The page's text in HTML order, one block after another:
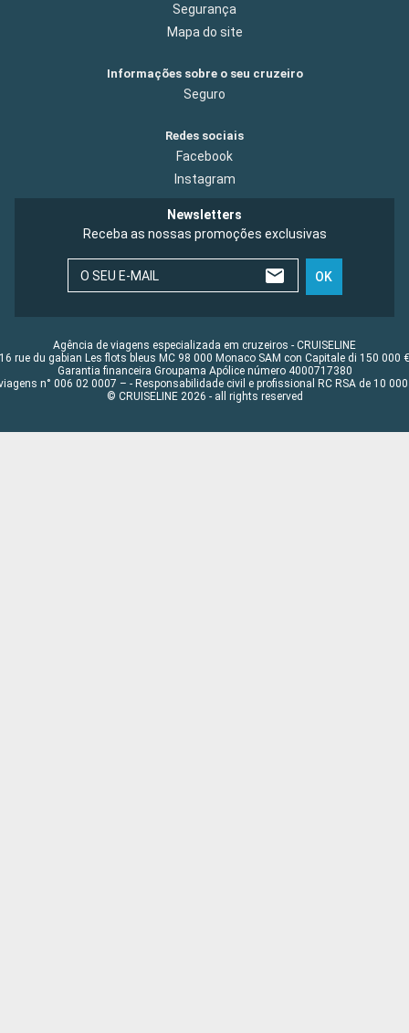
Segurança
Mapa do site
Informações sobre o seu cruzeiro
Seguro
Redes sociais
Facebook
Instagram
Newsletters
Receba as nossas promoções exclusivas
O SEU E-MAIL OK
Agência de viagens especializada em cruzeiros - CRUISELINE
16 rue du gabian Les flots bleus MC 98 000 Monaco SAM con Capitale di 150 000 €
Garantia financeira Groupama Apólice número 4000717380
n° 006 02 0007 – - Responsabilidade civil e profissional RC RSA de 10 000
© CRUISELINE 2026 - all rights reserved